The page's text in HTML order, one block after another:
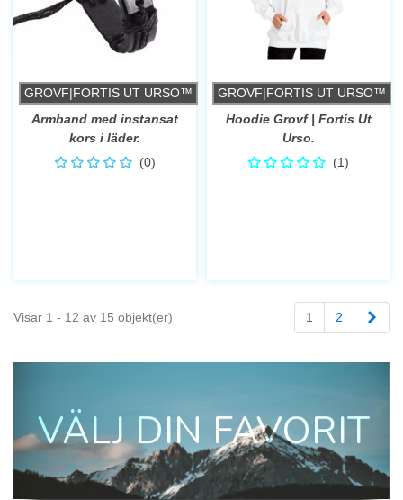
GROVF|FORTIS UT URSO™
Armband med instansat
kors i läder.
(0)
GROVF|FORTIS UT URSO™
Hoodie Grovf | Fortis Ut
Urso.
(1)
Visar 1 - 12 av 15 objekt(er) 1 2
VÄLJ DIN FAVORIT